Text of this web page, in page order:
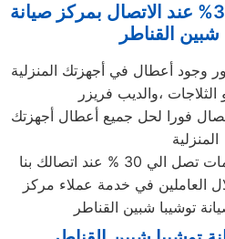
خصومات تصل الى 30% عند الاتصال بمركز صيانة
شبين القناطر
وجود أعطال في أجهزتك المنزلية
،والديب فريزر
فورا لحل جميع أعطال أجهزتك
المنزلية
عند اتصالك بنا
العاملين في خدمة عملاء مركز
توشيبا شبين القناطر